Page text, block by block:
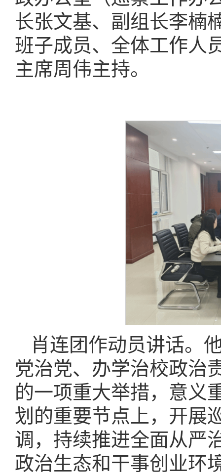
长张文基、副组长李楠
班子成员、全体工作人
主席周伟主持。
肖连团作动员讲话。
党治党、办学治校政治
的一项重大举措，意义
划的重要节点上，开展
调，持续推进全面从严
政治生态和干事创业环